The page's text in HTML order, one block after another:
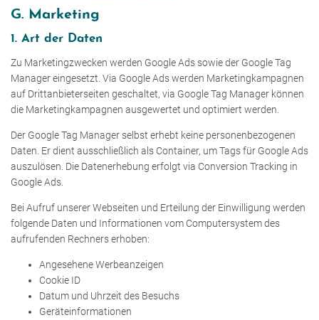
G. Marketing
1. Art der Daten
Zu Marketingzwecken werden Google Ads sowie der Google Tag
Manager eingesetzt. Via Google Ads werden Marketingkampagnen
auf Drittanbieterseiten geschaltet, via Google Tag Manager können
die Marketingkampagnen ausgewertet und optimiert werden.
Der Google Tag Manager selbst erhebt keine personenbezogenen
Daten. Er dient ausschließlich als Container, um Tags für Google Ads
auszulösen. Die Datenerhebung erfolgt via Conversion Tracking in
Google Ads.
Bei Aufruf unserer Webseiten und Erteilung der Einwilligung werden
folgende Daten und Informationen vom Computersystem des
aufrufenden Rechners erhoben:
Angesehene Werbeanzeigen
Cookie ID
Datum und Uhrzeit des Besuchs
Geräteinformationen